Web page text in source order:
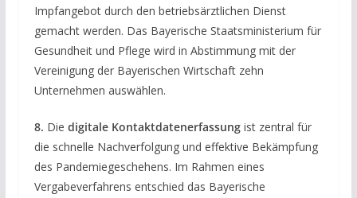
Impfangebot durch den betriebsärztlichen Dienst
gemacht werden. Das Bayerische Staatsministerium für
Gesundheit und Pflege wird in Abstimmung mit der
Vereinigung der Bayerischen Wirtschaft zehn
Unternehmen auswählen.
8. Die digitale Kontaktdatenerfassungist zentral für
die schnelle Nachverfolgung und effektive Bekämpfung
des Pandemiegeschehens. Im Rahmen eines
Vergabeverfahrens entschied das Bayerische